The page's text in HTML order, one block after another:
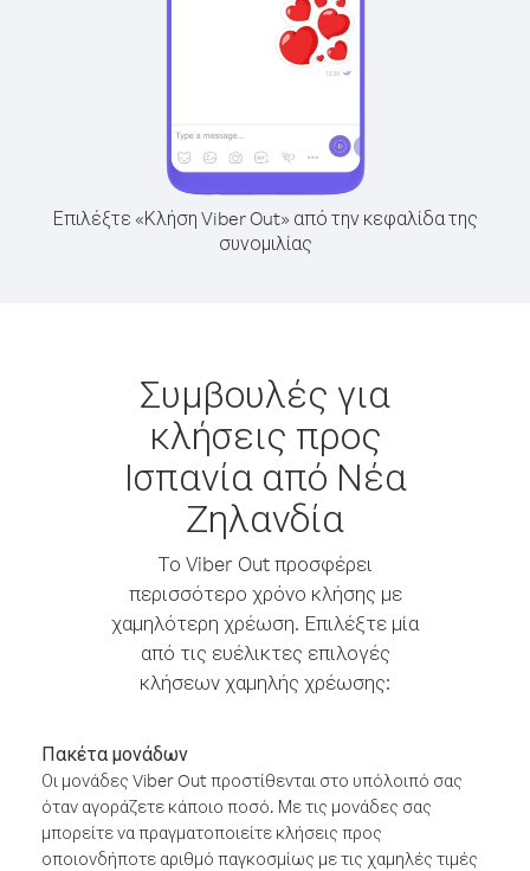
Επιλέξτε «Κλήση Viber Out» από την κεφαλίδα της
συνομιλίας
Συμβουλές για
κλήσεις προς
Ισπανία από Νέα
Ζηλανδία
Το Viber Out προσφέρει
περισσότερο χρόνο κλήσης με
χαμηλότερη χρέωση. Επιλέξτε μία
από τις ευέλικτες επιλογές
κλήσεων χαμηλής χρέωσης:
Πακέτα μονάδων
Οι μονάδες Viber Out προστίθενται στο υπόλοιπό σας
όταν αγοράζετε κάποιο ποσό. Με τις μονάδες σας
μπορείτε να πραγματοποιείτε κλήσεις προς
οποιονδήποτε αριθμό παγκοσμίως με τις χαμηλές τιμές